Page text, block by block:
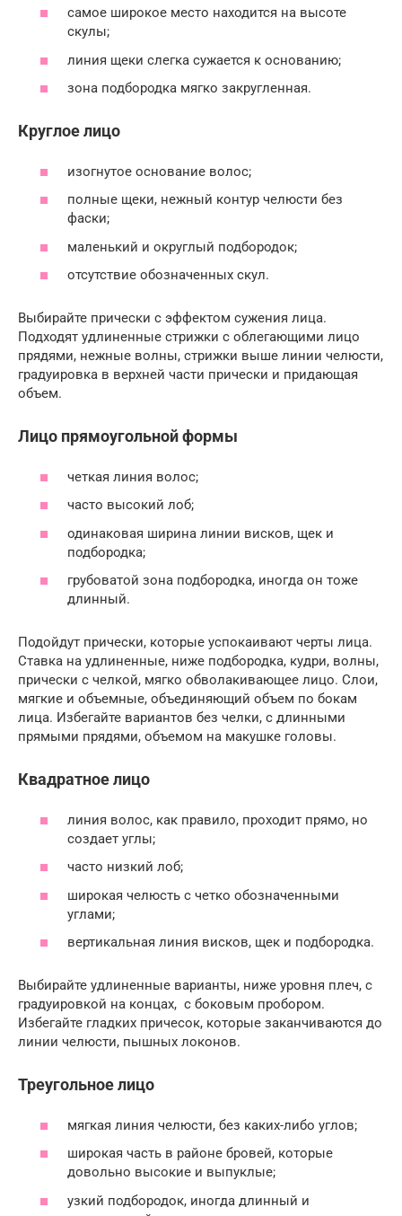
самое широкое место находится на высоте
скулы;
линия щеки слегка сужается к основанию;
зона подбородка мягко закругленная.
Круглое лицо
изогнутое основание волос;
полные щеки, нежный контур челюсти без
фаски;
маленький и округлый подбородок;
отсутствие обозначенных скул.
Выбирайте прически с эффектом сужения лица.
Подходят удлиненные стрижки с облегающими лицо
прядями, нежные волны, стрижки выше линии челюсти,
градуировка в верхней части прически и придающая
объем.
Лицо прямоугольной формы
четкая линия волос;
часто высокий лоб;
одинаковая ширина линии висков, щек и
подбородка;
грубоватой зона подбородка, иногда он тоже
длинный.
Подойдут прически, которые успокаивают черты лица.
Ставка на удлиненные, ниже подбородка, кудри, волны,
прически с челкой, мягко обволакивающее лицо. Слои,
мягкие и объемные, объединяющий объем по бокам
лица. Избегайте вариантов без челки, с длинными
прямыми прядями, объемом на макушке головы.
Квадратное лицо
линия волос, как правило, проходит прямо, но
создает углы;
часто низкий лоб;
широкая челюсть с четко обозначенными
углами;
вертикальная линия висков, щек и подбородка.
Выбирайте удлиненные варианты, ниже уровня плеч, с
градуировкой на концах, с боковым пробором.
Избегайте гладких причесок, которые заканчиваются до
линии челюсти, пышных локонов.
Треугольное лицо
мягкая линия челюсти, без каких-либо углов;
широкая часть в районе бровей, которые
довольно высокие и выпуклые;
узкий подбородок, иногда длинный и